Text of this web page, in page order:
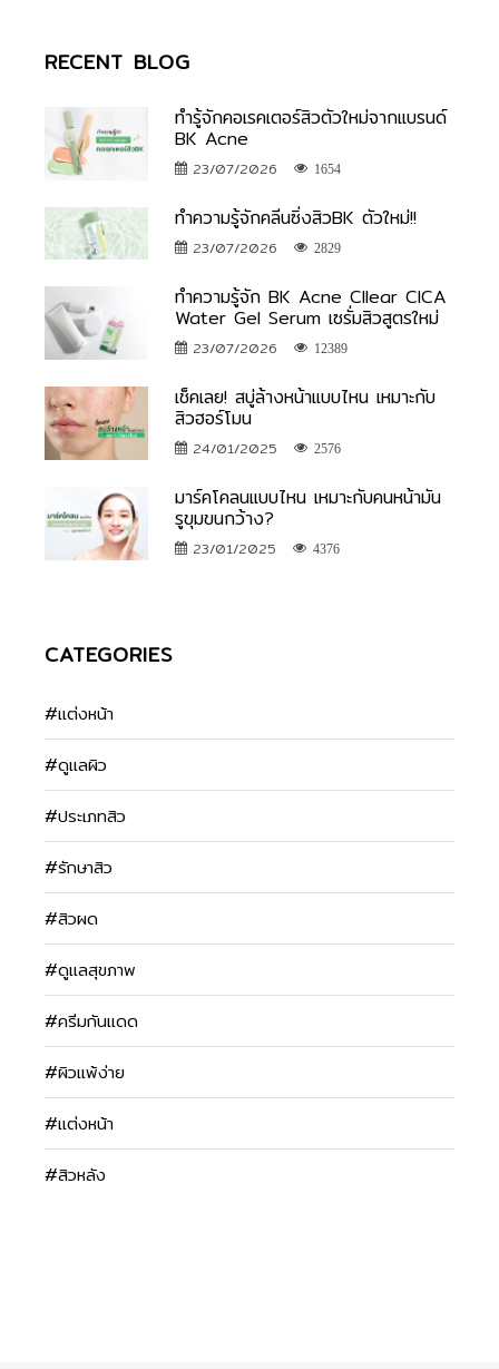
RECENT BLOG
ทำรู้จักคอเรคเตอร์สิวตัวใหม่จากแบรนด์
BK Acne
23/07/2026 1654
ทำความรู้จักคลีนซิ่งสิวBK ตัวใหม่!!
23/07/2026 2829
ทำความรู้จัก BK Acne Cllear CICA
Water Gel Serum เซรั่มสิวสูตรใหม่
23/07/2026 12389
เช็คเลย! สบู่ล้างหน้าแบบไหน เหมาะกับ
สิวฮอร์โมน
24/01/2025 2576
มาร์คโคลนแบบไหน เหมาะกับคนหน้ามัน
รูขุมขนกว้าง?
23/01/2025 4376
CATEGORIES
#แต่งหน้า
#ดูแลผิว
#ประเภทสิว
#รักษาสิว
#สิวผด
#ดูแลสุขภาพ
#ครีมกันแดด
#ผิวแพ้ง่าย
#แต่งหน้า
#สิวหลัง